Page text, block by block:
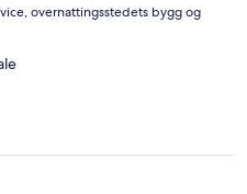
overnattingsstedets bygg og